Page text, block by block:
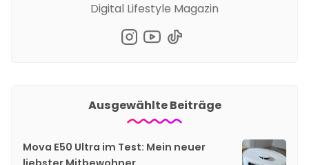
Digital Lifestyle Magazin
Ausgewählte Beiträge
Mova E50 Ultra im Test: Mein neuer